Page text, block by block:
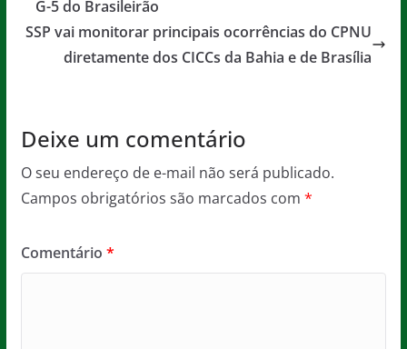
o
o
p
p
e
G-5 do Brasileirão
SSP vai monitorar principais ocorrências do CPNU
diretamente dos CICCs da Bahia e de Brasília
Deixe um comentário
O seu endereço de e-mail não será publicado.
Campos obrigatórios são marcados com *
Comentário *